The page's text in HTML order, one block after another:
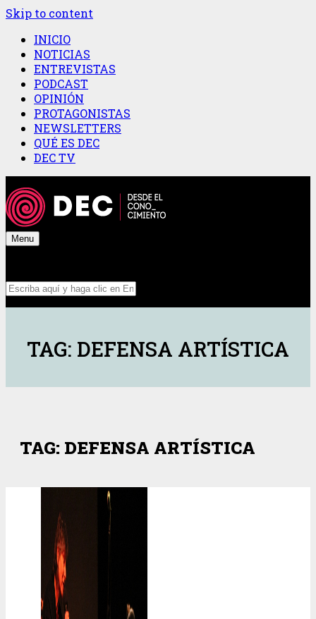
Skip to content
INICIO
NOTICIAS
ENTREVISTAS
PODCAST
OPINIÓN
PROTAGONISTAS
NEWSLETTERS
QUÉ ES DEC
DEC TV
Menu
TAG: DEFENSA ARTÍSTICA
TAG: DEFENSA ARTÍSTICA